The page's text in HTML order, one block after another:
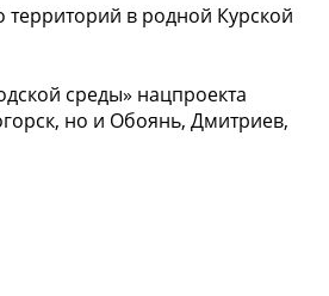
территорий в родной Курской
среды» нацпроекта
но и Обоянь, Дмитриев,